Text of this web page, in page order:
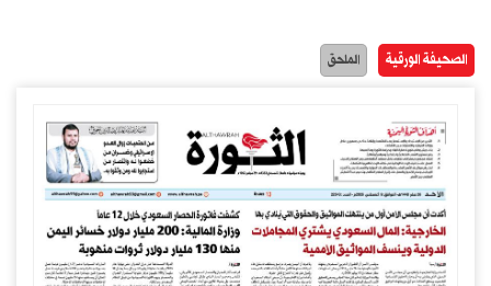
الصحيفة الورقية الملحق